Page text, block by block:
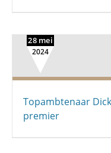
28 mei
2024
Topambtenaar
premier